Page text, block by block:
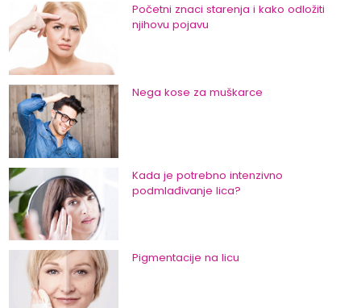
Početni znaci starenja i kako odložiti
njihovu pojavu
Nega kose za muškarce
Kada je potrebno intenzivno
podmlađivanje lica?
Pigmentacije na licu